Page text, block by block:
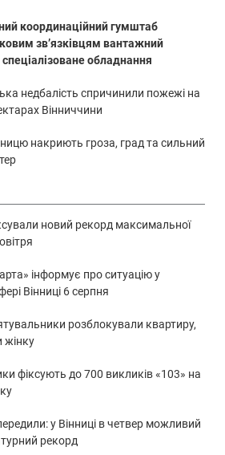
координаційний гумштаб
зв’язківцям вантажний
обладнання
недбалість спричинили пожежі на
Вінниччини
накриють гроза, град та сильний
новий рекорд максимальної
інформує про ситуацію у
Вінниці 6 серпня
розблокували квартиру,
жінку
фіксують до 700 викликів «103» на
у Вінниці в четвер можливий
рекорд